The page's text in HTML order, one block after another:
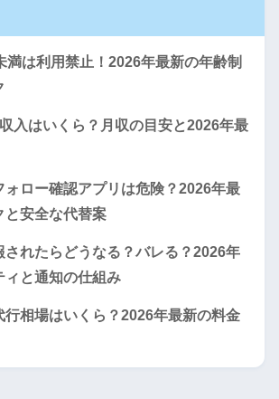
満は利用禁止！2026年最新の年齢制
入はいくら？月収の目安と2026年最
ォロー確認アプリは危険？2026年最
と安全な代替案
されたらどうなる？バレる？2026年
ィと通知の仕組み
行相場はいくら？2026年最新の料金